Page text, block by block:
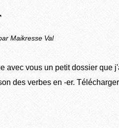
Maikresse Val
avec vous un petit dossier que
des verbes en -er.